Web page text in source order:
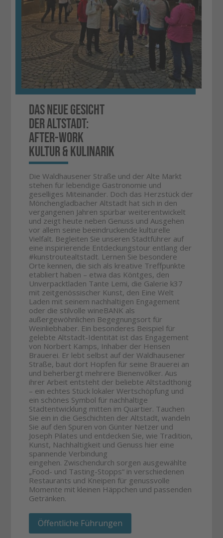
Das neue Gesicht
der Altstadt:
After-Work
Kultur & Kulinarik
​Die Waldhausener Straße und der Alte Markt
stehen für lebendige Gastronomie und
geselliges Miteinander. Doch das Herzstück der
Mönchengladbacher Altstadt hat sich in den
vergangenen Jahren spürbar weiterentwickelt
und zeigt heute neben Genuss und Ausgehen
vor allem seine beeindruckende kulturelle
Vielfalt. Begleiten Sie unseren Stadtführer auf
eine inspirierende Entdeckungstour entlang der
#kunstroutealtstadt. Lernen Sie besondere
Orte kennen, die sich als kreative Treffpunkte
etabliert haben – etwa das Köntges, den
Unverpacktladen Tante Lemi, die Galerie k37
mit zeitgenössischer Kunst, den Eine Welt
Laden mit seinem nachhaltigen Engagement
oder die stilvolle wineBANK als
außergewöhnlichen Begegnungsort für
Weinliebhaber. Ein besonderes Beispiel für
gelebte Altstadt-Identität ist das Engagement
von Norbert Kamps, Inhaber der Hensen
Brauerei. Er lebt selbst auf der Waldhausener
Straße, baut dort Hopfen für seine Brauerei an
und beherbergt mehrere Bienenvölker. Aus
ihrer Arbeit entsteht der beliebte Altstadthonig
– ein echtes Stück lokaler Wertschöpfung und
ein schönes Symbol für nachhaltige
Stadtentwicklung mitten im Quartier. Tauchen
Sie ein in die Geschichten der Altstadt, wandeln
Sie auf den Spuren von Günter Netzer und
Joseph Pilates und entdecken Sie, wie Tradition,
Kunst, Nachhaltigkeit und Genuss hier eine
spannende Verbindung
eingehen. Zwischendurch sorgen ausgewählte
„Food- und Tasting-Stopps“ in verschiedenen
Restaurants und Kneipen für genussvolle
Momente mit kleinen Häppchen und passenden
Getränken.
Öffentliche Führungen